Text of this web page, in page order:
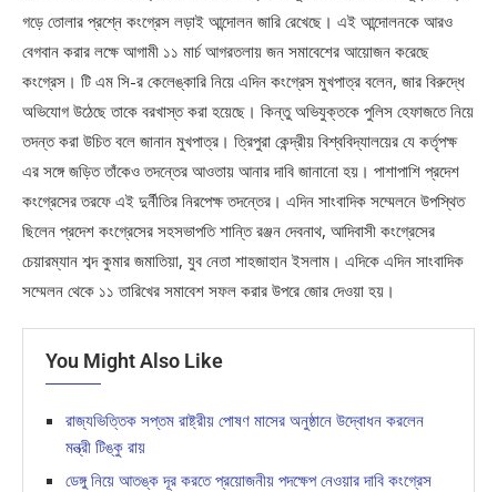
গড়ে তোলার প্রশ্নে কংগ্রেস লড়াই আন্দোলন জারি রেখেছে। এই আন্দোলনকে আরও
বেগবান করার লক্ষে আগামী ১১ মার্চ আগরতলায় জন সমাবেশের আয়োজন করেছে
কংগ্রেস। টি এম সি-র কেলেঙ্কারি নিয়ে এদিন কংগ্রেস মুখপাত্র বলেন, জার বিরুদ্ধে
অভিযোগ উঠেছে তাকে বরখাস্ত করা হয়েছে। কিন্তু অভিযুক্তকে পুলিস হেফাজতে নিয়ে
তদন্ত করা উচিত বলে জানান মুখপাত্র। ত্রিপুরা কেন্দ্রীয় বিশ্ববিদ্যালয়ের যে কর্তৃপক্ষ
এর সঙ্গে জড়িত তাঁকেও তদন্তের আওতায় আনার দাবি জানানো হয়। পাশাপাশি প্রদেশ
কংগ্রেসের তরফে এই দুর্নীতির নিরপেক্ষ তদন্তের। এদিন সাংবাদিক সম্মেলনে উপস্থিত
ছিলেন প্রদেশ কংগ্রেসের সহসভাপতি শান্তি রঞ্জন দেবনাথ, আদিবাসী কংগ্রেসের
চেয়ারম্যান শব্দ কুমার জমাতিয়া, যুব নেতা শাহজাহান ইসলাম। এদিকে এদিন সাংবাদিক
সম্মেলন থেকে ১১ তারিখের সমাবেশ সফল করার উপরে জোর দেওয়া হয়।
You Might Also Like
রাজ্যভিত্তিক সপ্তম রাষ্ট্রীয় পোষণ মাসের অনুষ্ঠানে উদ্বোধন করলেন
মন্ত্রী টিঙ্কু রায়
ডেঙ্গু নিয়ে আতঙ্ক দূর করতে প্রয়োজনীয় পদক্ষেপ নেওয়ার দাবি কংগ্রেস